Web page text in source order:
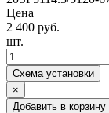
Цена
2 400 руб.
шт.
Схема установки
×
Добавить в корзину